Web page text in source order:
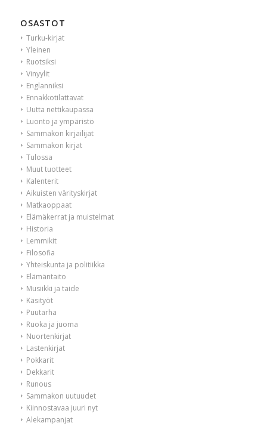
OSASTOT
Turku-kirjat
Yleinen
Ruotsiksi
Vinyylit
Englanniksi
Ennakkotilattavat
Uutta nettikaupassa
Luonto ja ympäristö
Sammakon kirjailijat
Sammakon kirjat
Tulossa
Muut tuotteet
Kalenterit
Aikuisten värityskirjat
Matkaoppaat
Elämäkerrat ja muistelmat
Historia
Lemmikit
Filosofia
Yhteiskunta ja politiikka
Elämäntaito
Musiikki ja taide
Käsityöt
Puutarha
Ruoka ja juoma
Nuortenkirjat
Lastenkirjat
Pokkarit
Dekkarit
Runous
Sammakon uutuudet
Kiinnostavaa juuri nyt
Alekampanjat